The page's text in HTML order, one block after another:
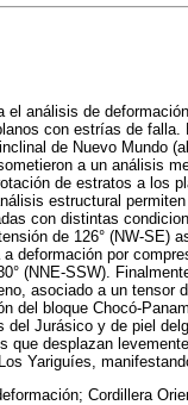
el análisis de
con estrías de
de Nuevo Mundo
a un análisis
de estratos a los
estructural
con distintas
de 126° (NW-SE)
deformación por
(NNE-SSW).
asociado a un tensor
del bloque Chocó-
del Jurásico y de piel
que desplazan
Yariguíes,
Cordillera